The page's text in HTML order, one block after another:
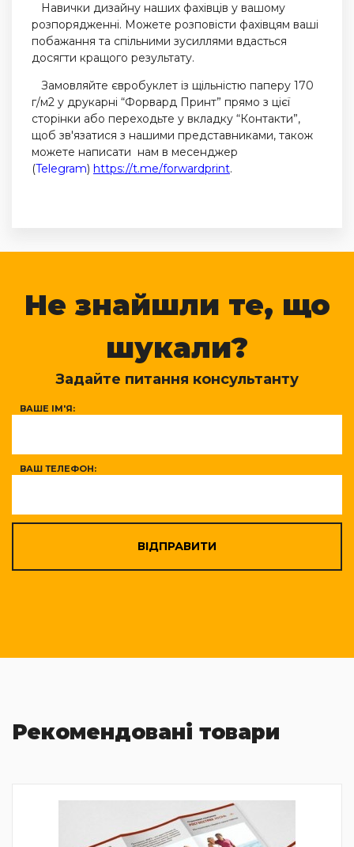
Навички дизайну наших фахівців у вашому
розпорядженні. Можете розповісти фахівцям ваші
побажання та спільними зусиллями вдасться
досягти кращого результату.
Замовляйте євробуклет із щільністю паперу 170
г/м2 у друкарні “Форвард Принт” прямо з цієї
сторінки або переходьте у вкладку “Контакти”,
щоб зв'язатися з нашими представниками, також
можете написати нам в месенджер
(Telegram) https://t.me/forwardprint.
Не знайшли те, що
шукали?
Задайте питання консультанту
ВАШЕ ІМ'Я:
ВАШ ТЕЛЕФОН:
ВІДПРАВИТИ
Рекомендовані товари